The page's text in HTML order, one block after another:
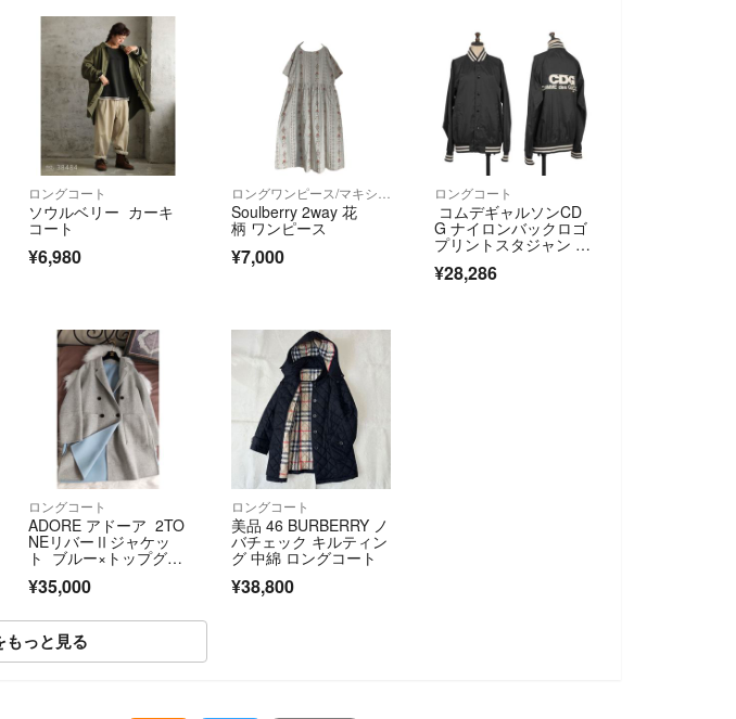
ロングコート
ソウルベリー カーキ
コート
¥6,980
Soulberry 2way 花
柄 ワンピース
¥7,000
ロングコート
コムデギャルソンCD
G ナイロンバックロゴ
プリントスタジャン 黒
S
¥28,286
ロングコート
ADORE アドーア 2TO
NEリバーⅡジャケッ
ト ブルー×トップグレ
¥35,000
ロングコート
美品 46 BURBERRY ノ
バチェック キルティン
グ 中綿 ロングコート
¥38,800
もっと見る